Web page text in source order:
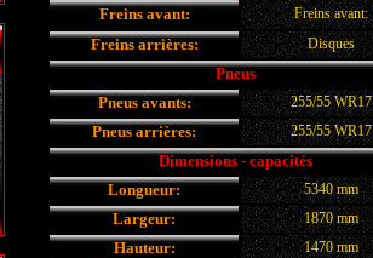
Freins avant:
Freins avant:
Freins arrières: Disques
Pneus
Pneus avants:
255/55 WR17
Pneus arrières: 255/55 WR17
Dimensions - capacités
Longueur:
5340 mm
Largeur: 1870 mm
Hauteur: 1470 mm